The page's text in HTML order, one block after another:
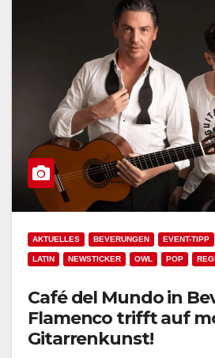
AKTUELLES BEVERUNGEN EVENT-TIPP
LATIN NEWSTICKER OWL POP
Café del Mundo in
Flamenco trifft auf
Gitarrenkunst!